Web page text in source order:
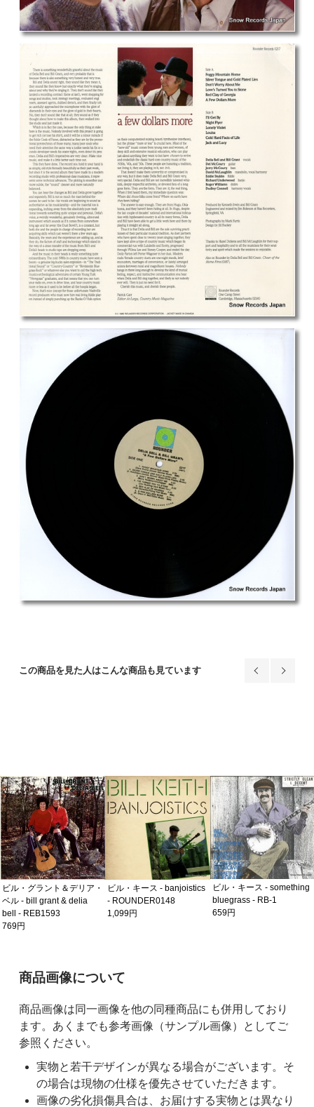
この商品を見た人はこんな商品も見ています
ビル・グラント＆デリア・
ベル - bill grant & delia
bell - REB1593
769円
ビル・キース - banjoistics
- ROUNDER0148
1,099円
ビル・キース - something
bluegrass - RB-1
659円
ご購入前の注意事項
商品画像について
商品画像は同一画像を他の同種商品にも併用しており
ます。あくまでも参考画像（サンプル画像）としてご
参照ください。
実物と若干デザインが異なる場合がございます。そ
の場合は現物の仕様を優先させていただきます。
画像の劣化損傷具合は、お届けする実物とは異なり